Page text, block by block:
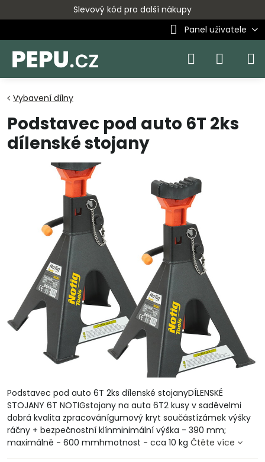
Slevový kód pro další nákupy
Panel uživatele
Vybavení dílny
Podstavec pod auto 6T 2ks
dílenské stojany
Podstavec pod auto 6T 2ks dílenské stojanyDÍLENSKÉ
STOJANY 6T NOTIGstojany na auta 6T2 kusy v saděvelmi
dobrá kvalita zpracovánígumový kryt součástízámek výšky
ráčny + bezpečnostní klínminimální výška - 390 mm;
maximálně - 600 mmhmotnost - cca 10 kg Čtěte více